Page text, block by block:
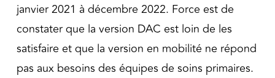
janvier 2021 à décembre 2022. Force est de
constater que la version DAC est loin de les
satisfaire et que la version en mobilité ne répond
pas aux besoins des équipes de soins primaires.